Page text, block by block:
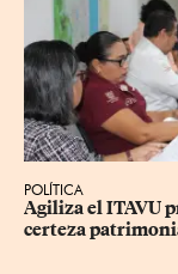
POLÍTICA
Agiliza el ITAVU
certeza